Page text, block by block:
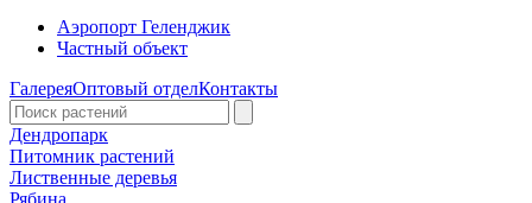
Аэропорт Геленджик
Частный объект
ГалереяОптовый отделКонтакты
Дендропарк
Питомник растений
Лиственные деревья
Рябина